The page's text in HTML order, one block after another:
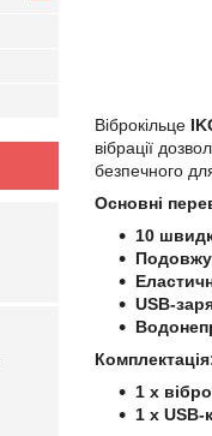
Віброкільце
вібрації
безпечного
Основні
10
USB-
1 x
1 x USB-